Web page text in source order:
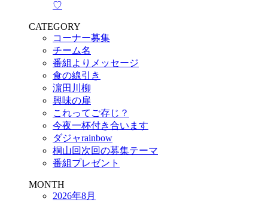
♡
CATEGORY
コーナー募集
チーム名
番組よりメッセージ
食の線引き
濵田川柳
興味の扉
これってご存じ？
今夜一杯付き合います
ダジャrainbow
桐山回次回の募集テーマ
番組プレゼント
MONTH
2026年8月